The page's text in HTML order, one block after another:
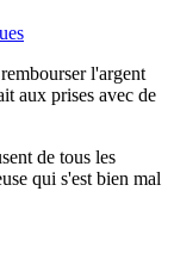
l'argent
aux prises avec de
de tous les
qui s'est bien mal